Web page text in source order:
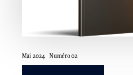
Mai 2024 | Numéro 02